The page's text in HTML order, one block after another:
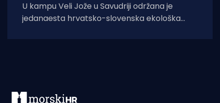
U kampu Veli Jože u Savudriji održana je
jedanaesta hrvatsko-slovenska ekološka